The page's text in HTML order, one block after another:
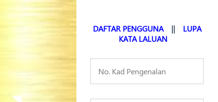
DAFTAR PENGGUNA|| LUPA
KATA LALUAN